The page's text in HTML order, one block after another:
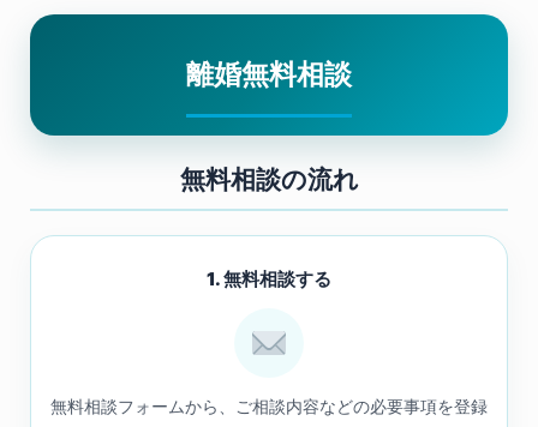
離婚無料相談
無料相談の流れ
1. 無料相談する
無料相談フォームから、ご相談内容などの必要事項を登録